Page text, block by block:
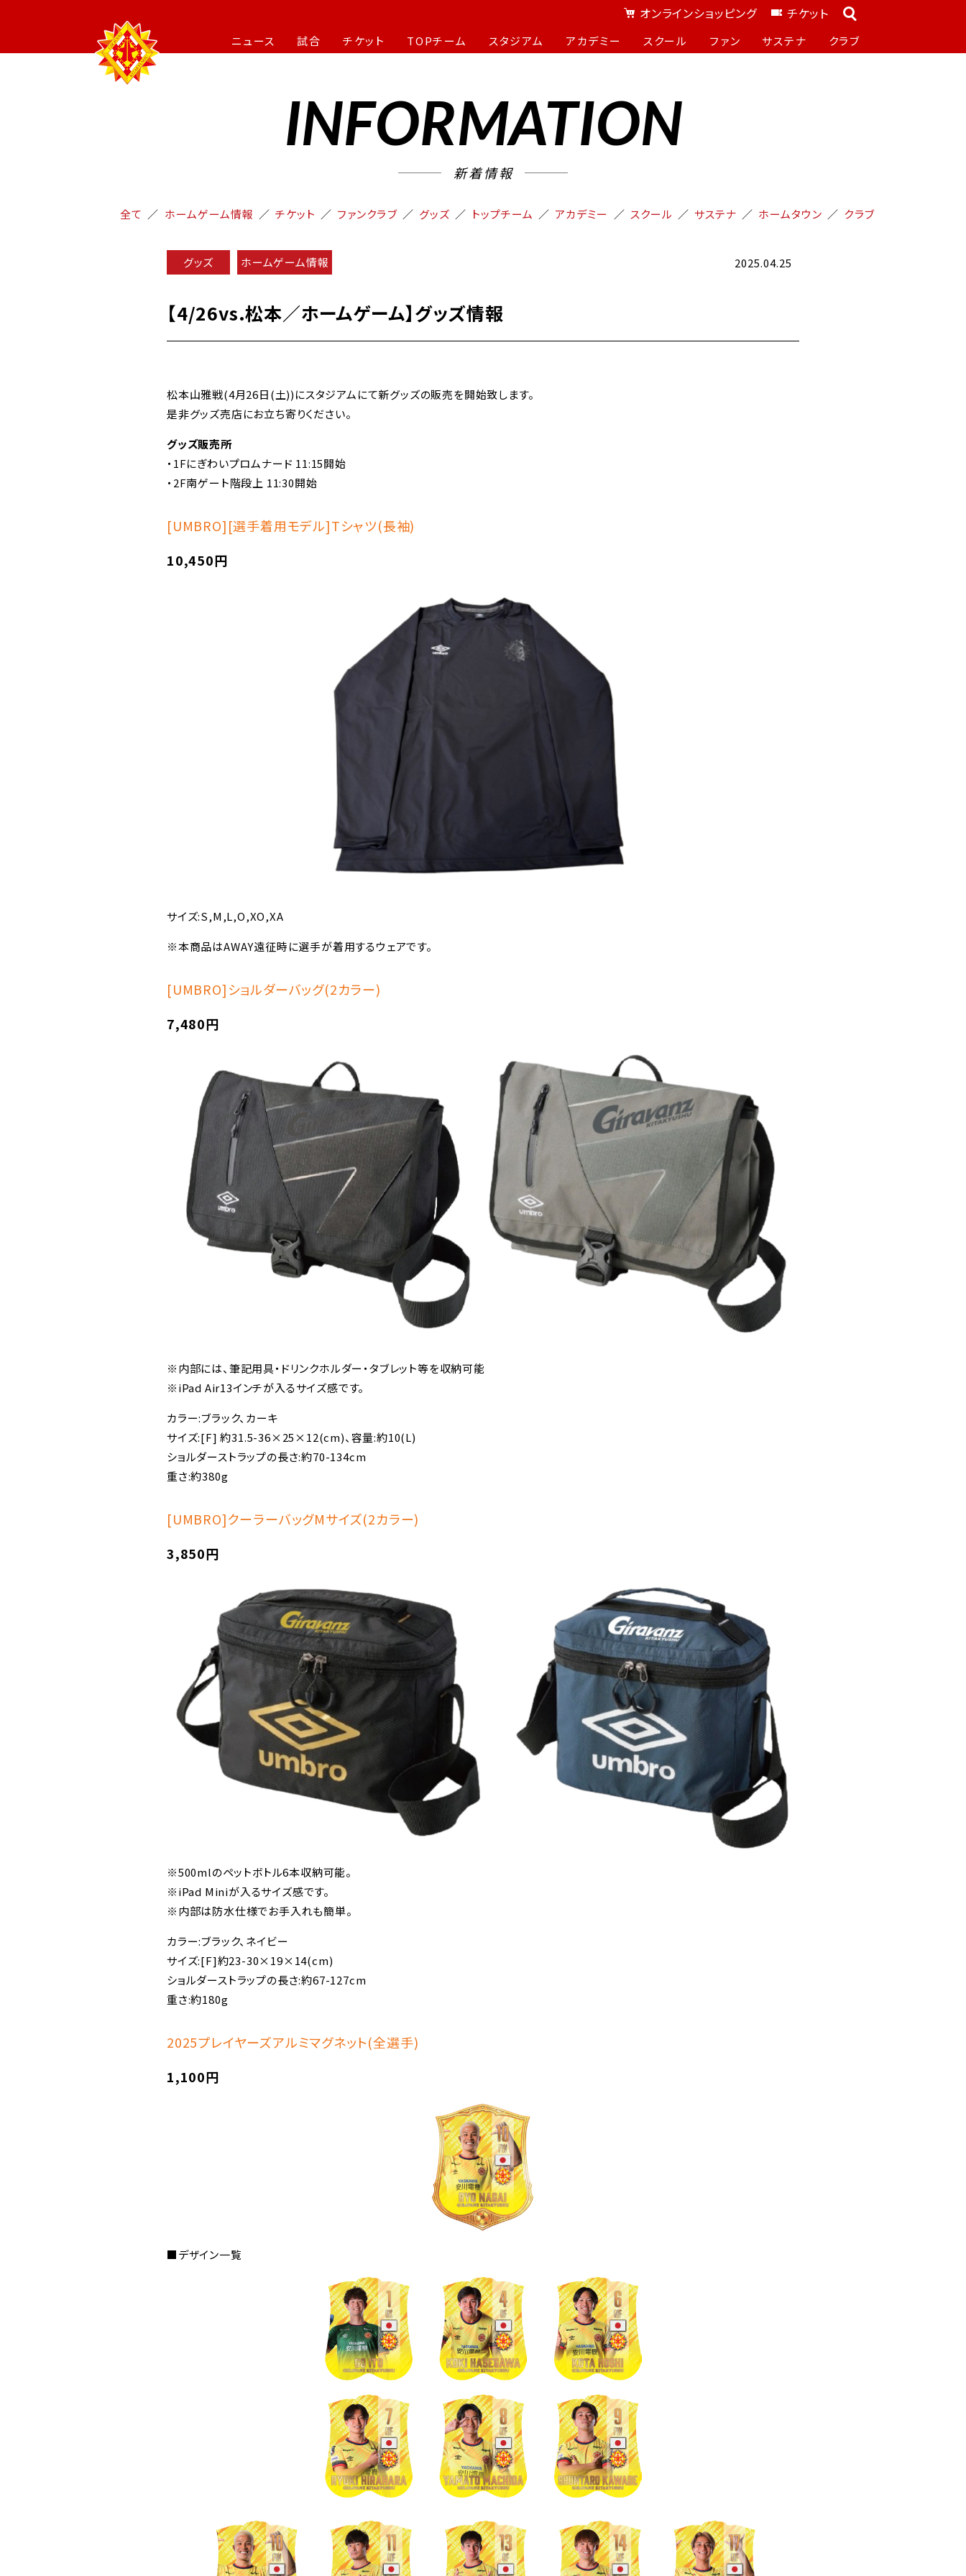
オンラインショッピング チケット
ニュース 試合 チケット TOPチーム スタジアム アカデミー スクール ファン サステナ クラブ
INFORMATION
新着情報
全て ホームゲーム情報 チケット ファンクラブ グッズ トップチーム アカデミー スクール サステナ ホームタウン クラブ
グッズ ホームゲーム情報 2025.04.25
【4/26vs.松本／ホームゲーム】グッズ情報
松本山雅戦(4月26日(土))にスタジアムにて新グッズの販売を開始致します。
是非グッズ売店にお立ち寄りください。
グッズ販売所
・1Fにぎわいプロムナード 11:15開始
・2F南ゲート階段上 11:30開始
[UMBRO][選手着用モデル]Tシャツ(長袖)
10,450円
サイズ:S,M,L,O,XO,XA
※本商品はAWAY遠征時に選手が着用するウェアです。
[UMBRO]ショルダーバッグ(2カラー)
7,480円
※内部には、筆記用具・ドリンクホルダー・タブレット等を収納可能
※iPad Air13インチが入るサイズ感です。
カラー:ブラック、カーキ
サイズ:[F] 約31.5-36×25×12(cm)、容量:約10(L)
ショルダーストラップの長さ:約70-134cm
重さ:約380g
[UMBRO]クーラーバッグMサイズ(2カラー)
3,850円
※500mlのペットボトル6本収納可能。
※iPad Miniが入るサイズ感です。
※内部は防水仕様でお手入れも簡単。
カラー:ブラック、ネイビー
サイズ:[F]約23-30×19×14(cm)
ショルダーストラップの長さ:約67-127cm
重さ:約180g
2025プレイヤーズアルミマグネット(全選手)
1,100円
■デザイン一覧